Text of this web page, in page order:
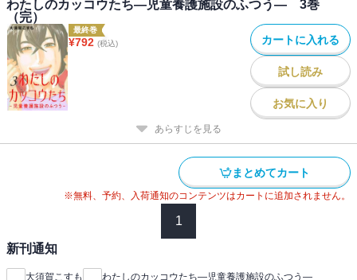
わたしのカッコウたち―児童養護施設のふつう― 3巻
（完）
最終巻
¥792 (税込) カートに入れる
試し読み
お気に入り
あらすじを見る
まとめてカート
※無料、予約、入荷通知のコンテンツはカートに追加されません。
1
新刊通知
大須賀こすも わたしのカッコウたち―児童養護施設のふつう―